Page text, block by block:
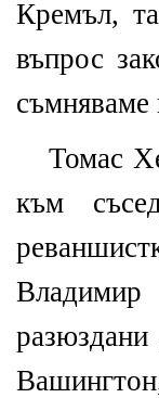
Кремъл,
въпрос
Томас
към